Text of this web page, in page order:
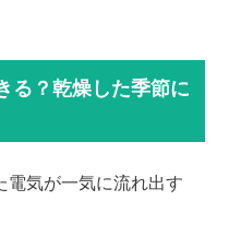
る？乾燥した季節に
気が一気に流れ出す